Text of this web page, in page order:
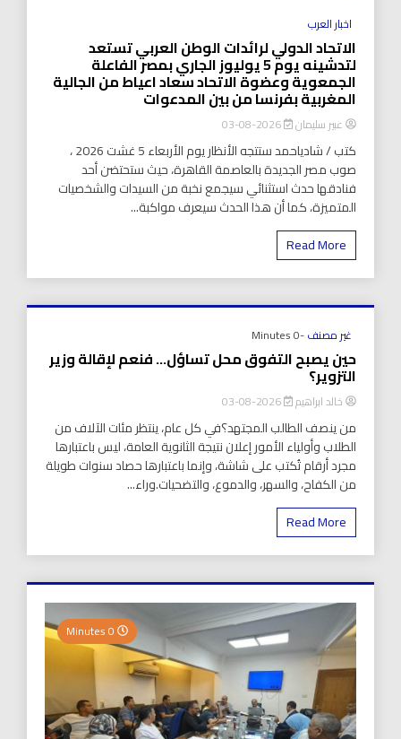
اخبار العرب
الاتحاد الدولي لرائدات الوطن العربي تستعد
لتدشينه يوم 5 يوليوز الجاري بمصر الفاعلة
الجمعوية وعضوة الاتحاد سعاد اعياط من الجالية
المغربية بفرنسا من بين المدعوات
عبير سليمان 2026-08-03
كتب / شادياحمد ستتجه الأنظار يوم الأربعاء 5 غشت 2026 ،
صوب مصر الجديدة بالعاصمة القاهرة، حيث ستحتضن أحد
فنادقها حدث استثنائي سيجمع نخبة من السيدات والشخصيات
المتميزة، كما أن هذا الحدث سيعرف مواكبة...
Read More
غير مصنف-0 Minutes
حين يصبح التفوق محل تساؤل… فنعم لإقالة وزير
التزوير؟
خالد ابراهيم 2026-08-03
من ينصف الطالب المجتهد؟في كل عام، ينتظر مئات الآلاف من
الطلاب وأولياء الأمور إعلان نتيجة الثانوية العامة، ليس باعتبارها
مجرد أرقام تُكتب على شاشة، وإنما باعتبارها حصاد سنوات طويلة
من الكفاح، والسهر، والدموع، والتضحيات.وراء...
Read More